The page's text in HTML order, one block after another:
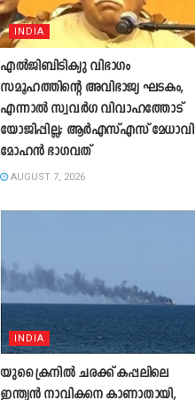
INDIA
എൽജിബിടിക്യു വിഭാഗം
സമൂഹത്തിന്റെ അവിഭാജ്യ ഘടകം,
എന്നാൽ സ്വവർഗ വിവാഹത്തോട്
യോജിപ്പില്ല; ആർഎസ്എസ് മേധാവി
മോഹൻ ഭാഗവത്
AUGUST 7, 2026
INDIA
യുക്രൈനിൽ ചരക്ക് കപ്പലിലെ
ഇന്ത്യൻ നാവികനെ കാണാതായി,